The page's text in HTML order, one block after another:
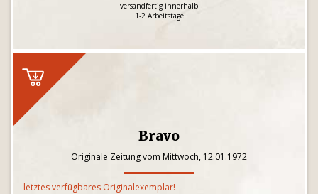
versandfertig innerhalb
1-2 Arbeitstage
Bravo
Originale Zeitung vom Mittwoch, 12.01.1972
letztes verfügbares Originalexemplar!